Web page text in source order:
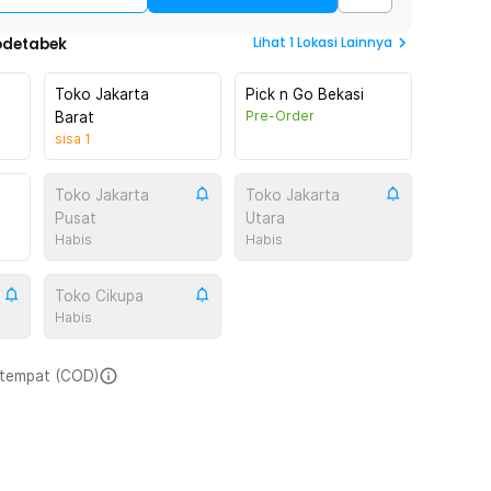
Lihat 1Lokasi Lainnya
Toko Jakarta
Barat
sisa 1
Pick n Go Bekasi
Pre-Order
Toko Jakarta
Pusat
Habis
Toko Jakarta
Utara
Habis
Toko Cikupa
Habis
(COD)